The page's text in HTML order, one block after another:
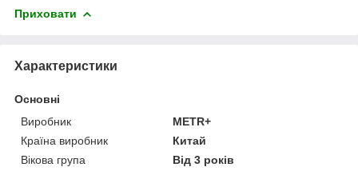
Приховати
Характеристики
Основні
Виробник
METR+
Країна виробник
Китай
Вікова група
Від 3 років